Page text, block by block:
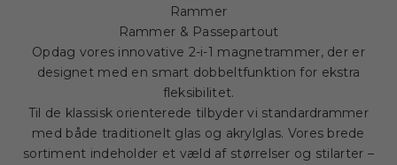
Rammer
Rammer & Passepartout
Opdag vores innovative 2-i-1 magnetrammer, der er
designet med en smart dobbeltfunktion for ekstra
fleksibilitet.
Til de klassisk orienterede tilbyder vi standardrammer
med både traditionelt glas og akrylglas. Vores brede
sortiment indeholder et væld af størrelser og stilarter –